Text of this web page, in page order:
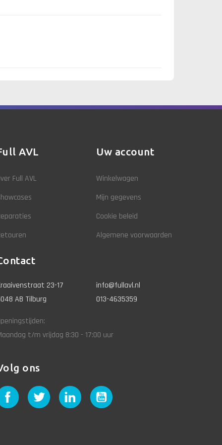
AVL
Full AVL
Uw account
Winkelwagen
Mijn gegevens
Cookie beleid
Algemene voorwaarden
23-17
AB Tilburg
info@fullavl.nl
013-4635359
t/m vrijdag 8:30 - 17:00 uur
ons